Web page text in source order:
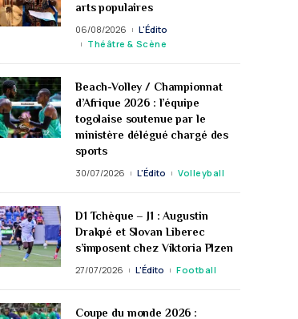
arts populaires
06/08/2026
L'Édito
Théâtre & Scène
Beach-Volley / Championnat
d’Afrique 2026 : l’équipe
togolaise soutenue par le
ministère délégué chargé des
sports
30/07/2026 L'Édito Volleyball
D1 Tchèque – J1 : Augustin
Drakpé et Slovan Liberec
s’imposent chez Viktoria Plzen
27/07/2026 L'Édito Football
Coupe du monde 2026 :